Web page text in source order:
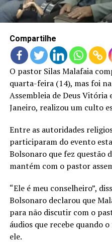
LANÇAMENTOS
Compartilhe
O pastor Silas Malafaia
quarta-feira (14), mas foi
Assembleia de Deus Vitória
Janeiro, realizou um culto
Entre as autoridades
participaram do evento
Bolsonaro que fez questão
mantém com o pastor
“Ele é meu conselheiro”,
Bolsonaro declarou que
para não discutir com o
áudios que recebe quando
ele.